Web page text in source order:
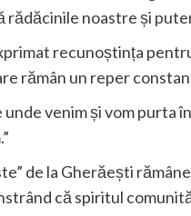
rădăcinile noastre și
recunoștința
rămân un reper
unde venim și vom
de la Gherăești
că spiritul